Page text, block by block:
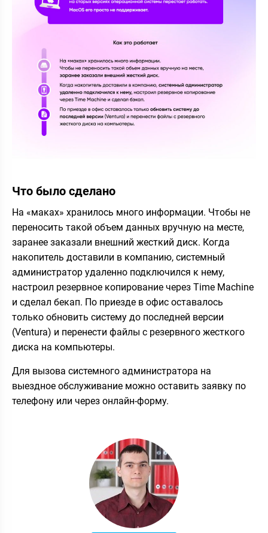
Что было сделано
На «маках» хранилось много информации. Чтобы не
переносить такой объем данных вручную на месте,
заранее заказали внешний жесткий диск. Когда
накопитель доставили в компанию, системный
администратор удаленно подключился к нему,
настроил резервное копирование через Time Machine
и сделал бекап. По приезде в офис оставалось
только обновить систему до последней версии
(Ventura) и перенести файлы с резервного жесткого
диска на компьютеры.
Для вызова системного администратора на
выездное обслуживание можно оставить заявку по
телефону или через онлайн-форму.